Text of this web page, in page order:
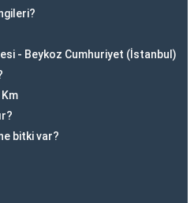
- Beykoz Cumhuriyet (İstanbul)
bitki var?